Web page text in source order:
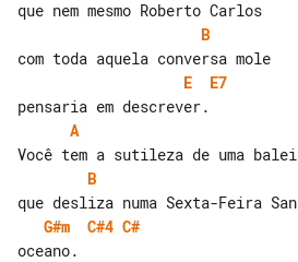
B
E
E7
A
B
G#m
C#4 C#